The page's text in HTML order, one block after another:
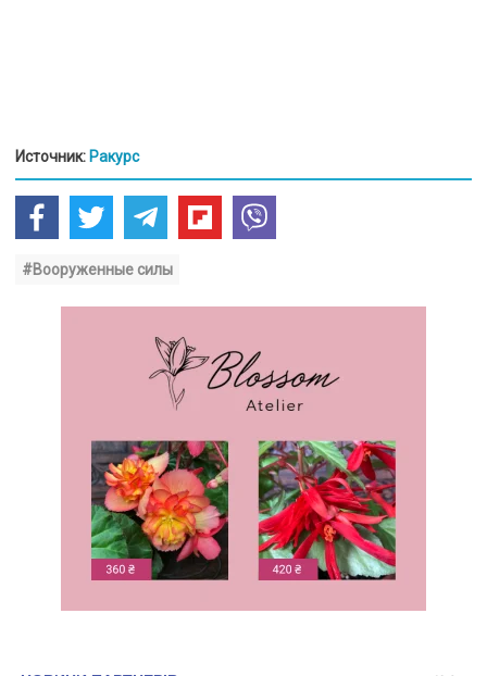
Источник: Ракурс
#Вооруженные силы